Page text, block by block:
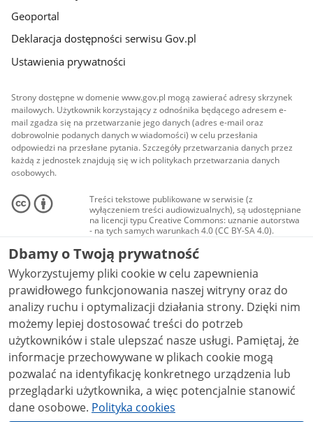
Geoportal
Deklaracja dostępności serwisu Gov.pl
Ustawienia prywatności
Strony dostępne w domenie www.gov.pl mogą zawierać adresy skrzynek
mailowych. Użytkownik korzystający z odnośnika będącego adresem e-
mail zgadza się na przetwarzanie jego danych (adres e-mail oraz
dobrowolnie podanych danych w wiadomości) w celu przesłania
odpowiedzi na przesłane pytania. Szczegóły przetwarzania danych przez
każdą z jednostek znajdują się w ich politykach przetwarzania danych
osobowych.
Treści tekstowe publikowane w serwisie (z
wyłączeniem treści audiowizualnych), są udostępniane
na licencji typu Creative Commons: uznanie autorstwa
- na tych samych warunkach 4.0 (CC BY-SA 4.0).
Materiały audiowizualne, w tym zdjęcia, materiały
audio i wideo, są udostępniane na licencji typu
Creative Commons: uznanie autorstwa użycie
niekomercyjne - bez utworów zależnych 4.0 (CC BY-
NC-ND 4.0), o ile nie jest to stwierdzone inaczej.
Dbamy o Twoją prywatność
Wykorzystujemy pliki cookie w celu zapewnienia
prawidłowego funkcjonowania naszej witryny oraz do
analizy ruchu i optymalizacji działania strony. Dzięki nim
możemy lepiej dostosować treści do potrzeb
użytkowników i stale ulepszać nasze usługi. Pamiętaj, że
informacje przechowywane w plikach cookie mogą
pozwalać na identyfikację konkretnego urządzenia lub
przeglądarki użytkownika, a więc potencjalnie stanowić
dane osobowe. Polityka cookies